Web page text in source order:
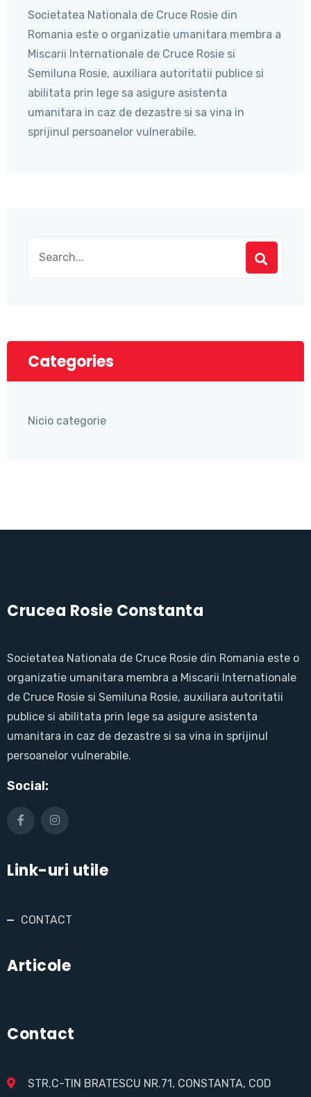
Societatea Nationala de Cruce Rosie din
Romania este o organizatie umanitara membra a
Miscarii Internationale de Cruce Rosie si
Semiluna Rosie, auxiliara autoritatii publice si
abilitata prin lege sa asigure asistenta
umanitara in caz de dezastre si sa vina in
sprijinul persoanelor vulnerabile.
Categories
Nicio categorie
Crucea Rosie Constanta
Societatea Nationala de Cruce Rosie din Romania este o
organizatie umanitara membra a Miscarii Internationale
de Cruce Rosie si Semiluna Rosie, auxiliara autoritatii
publice si abilitata prin lege sa asigure asistenta
umanitara in caz de dezastre si sa vina in sprijinul
persoanelor vulnerabile.
Social:
Link-uri utile
CONTACT
Articole
Contact
STR.C-TIN BRATESCU NR.71, CONSTANTA, COD